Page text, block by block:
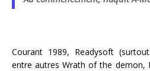
Courant 1989, Readysoft
entre autres Wrath of the demon,